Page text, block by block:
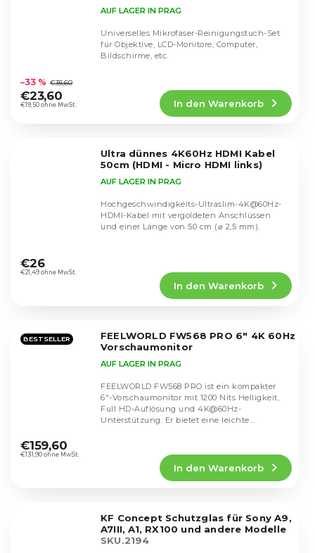
durchschnittliche
Produktbewertung
ist
AUF LAGER IN PRAG
€19,50 ohne MwSt.
–33 % €35,60
€23,60
In den Warenkorb
Universelles Mikrofaser-Reinigungstuch-Set
für Objektive, LCD-Monitore, Computer,
Bildschirme, etc.
Ultra dünnes 4K60Hz HDMI Kabel
50cm (HDMI - Micro HDMI links)
durchschnittliche
Produktbewertung
Sternen.
AUF LAGER IN PRAG
€21,49 ohne MwSt.
€26
In den Warenkorb
Hochgeschwindigkeits-Ultraslim-4K@60Hz-
HDMI-Kabel mit vergoldeten Anschlüssen
und einer Länge von 50 cm (⌀ 2,5 mm).
BESTSELLER
FEELWORLD FW568 PRO 6" 4K 60Hz
Vorschaumonitor
durchschnittliche
Produktbewertung
AUF LAGER IN PRAG
€131,90 ohne MwSt.
€159,60
In den Warenkorb
FEELWORLD FW568 PRO ist ein kompakter
6"-Vorschaumonitor mit 1200 Nits Helligkeit,
Full HD-Auflösung und 4K@60Hz-
Unterstützung. Er bietet eine leichte
KF Concept Schutzglas für Sony A9,
A7III, A1, RX100 und andere Modelle
SKU.2194